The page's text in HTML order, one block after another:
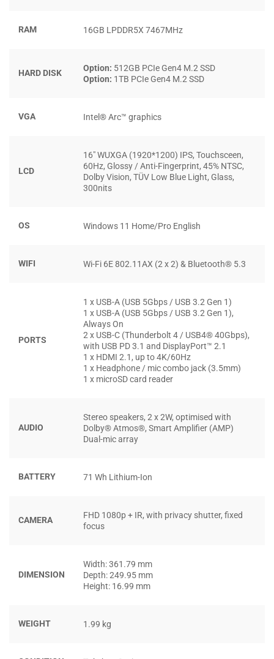
dụng. Chẳng hạn, khi bạn cần làm việc văn phòng, chế độ
game, chế độ máy tính bảng sẽ mang lại trải nghiệm thoải
Bên cạnh đó, vật liệu chế tạo từ nhôm cao cấp không chỉ
kg giúp người dùng dễ dàng mang theo mọi lúc mọi nơi.
TÍNH NĂNG XOAY 360 ĐỘ
năng xoay 360 độ, cho phép bạn chuyển đổi nhanh chóng
bạn cần trình bày dự án cho đồng nghiệp hay tham gia
kiếm một thiết bị khác.
HIỆU NĂNG VƯỢT TRỘI VỚI CPU INTEL®
CORE™ ULTRA MẠNH MẼ CÂN MỌI “DỰ
chính là hiệu năng vượt trội nhờ vào bộ xử lý Intel®
Core™ Ultra thế hệ 14 mới nhất. Với khả năng xử lý mạnh
RAM 16GB LPDDR5X 7467MHz
HARD DISK
Option: 512GB PCIe Gen4 M.2 SSD
Option: 1TB PCIe Gen4 M.2 SSD
VGA Intel® Arc™ graphics
LCD
16″ WUXGA (1920*1200) IPS, Touchsceen,
60Hz, Glossy / Anti-Fingerprint, 45% NTSC,
Dolby Vision, TÜV Low Blue Light, Glass,
300nits
OS Windows 11 Home/Pro English
WIFI Wi-Fi 6E 802.11AX (2 x 2) & Bluetooth® 5.3
PORTS
1 x USB-A (USB 5Gbps / USB 3.2 Gen 1)
1 x USB-A (USB 5Gbps / USB 3.2 Gen 1),
Always On
2 x USB-C (Thunderbolt 4 / USB4® 40Gbps),
with USB PD 3.1 and DisplayPort™ 2.1
1 x HDMI 2.1, up to 4K/60Hz
1 x Headphone / mic combo jack (3.5mm)
1 x microSD card reader
AUDIO
Stereo speakers, 2 x 2W, optimised with
Dolby® Atmos®, Smart Amplifier (AMP)
Dual-mic array
BATTERY 71 Wh Lithium-Ion
CAMERA
FHD 1080p + IR, with privacy shutter, fixed
focus
DIMENSION
Width: 361.79 mm
Depth: 249.95 mm
Height: 16.99 mm
WEIGHT 1.99 kg